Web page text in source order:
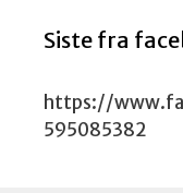
Siste fra
https://
595085382